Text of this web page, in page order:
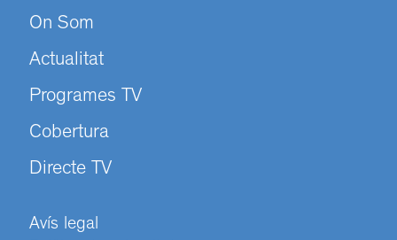
On Som
Actualitat
Programes TV
Cobertura
Directe TV
Avís legal